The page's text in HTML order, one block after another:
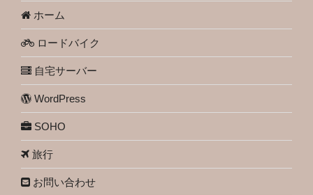
ホーム
ロードバイク
自宅サーバー
WordPress
SOHO
旅行
お問い合わせ